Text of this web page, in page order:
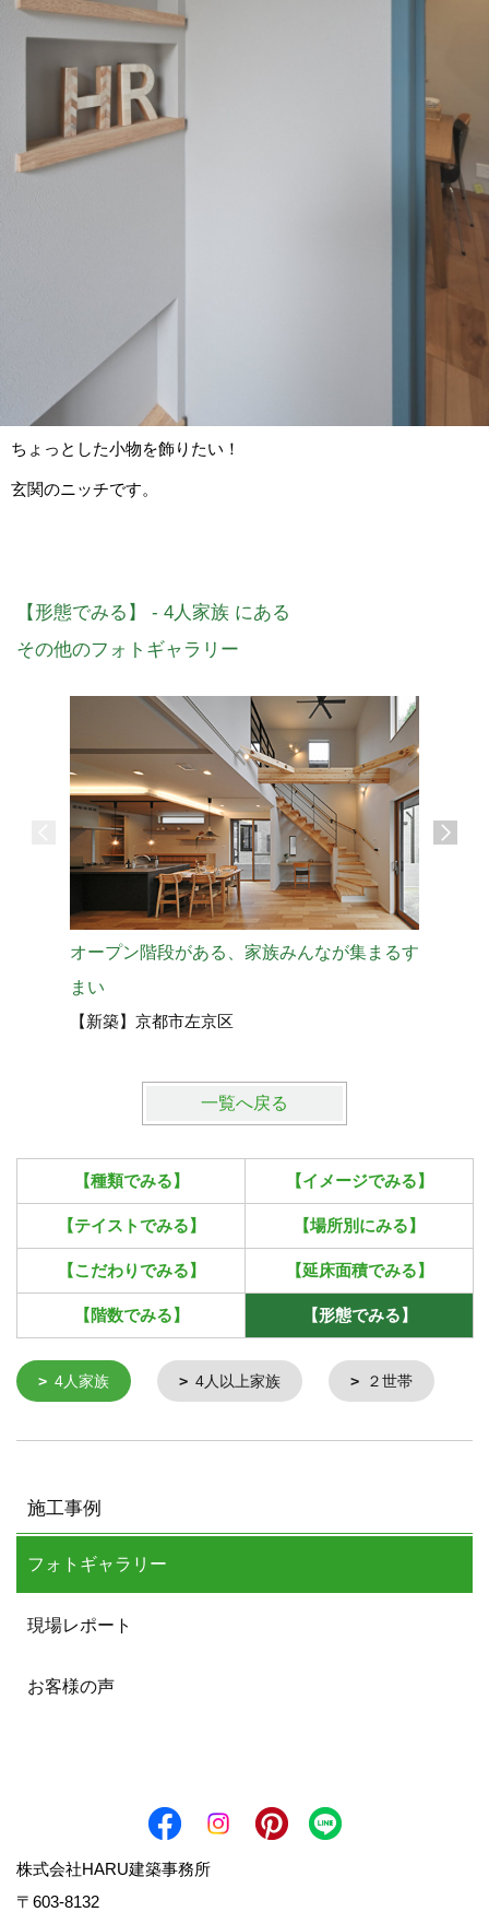
ちょっとした小物を飾りたい！
玄関のニッチです。
【形態でみる】 - 4人家族 にある
その他のフォトギャラリー
オープン階段がある、家族みんなが集まるす
まい
【新築】京都市左京区
一覧へ戻る
【種類でみる】 【イメージでみる】
【テイストでみる】 【場所別にみる】
【こだわりでみる】 【延床面積でみる】
【階数でみる】 【形態でみる】
4人家族 4人以上家族 ２世帯
施工事例
フォトギャラリー
現場レポート
お客様の声
株式会社HARU建築事務所
〒603-8132